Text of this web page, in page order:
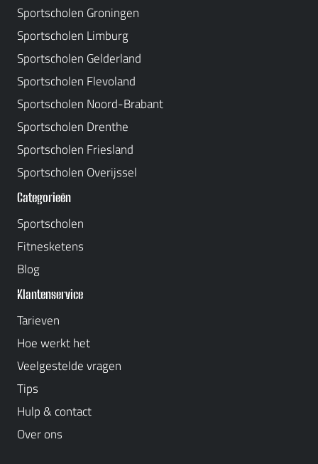
Sportscholen Groningen
Sportscholen Limburg
Sportscholen Gelderland
Sportscholen Flevoland
Sportscholen Noord-Brabant
Sportscholen Drenthe
Sportscholen Friesland
Sportscholen Overijssel
Categorieën
Sportscholen
Fitnesketens
Blog
Klantenservice
Tarieven
Hoe werkt het
Veelgestelde vragen
Tips
Hulp & contact
Over ons